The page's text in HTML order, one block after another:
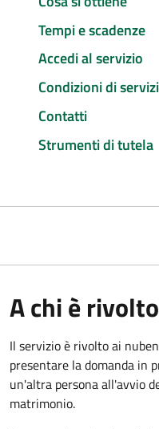
Tempi e scadenze
Accedi al servizio
Condizioni di
Contatti
Strumenti di tutela
A chi è rivolto
Il servizio è rivolto ai
presentare la domanda in
un'altra persona all'avvio
matrimonio.